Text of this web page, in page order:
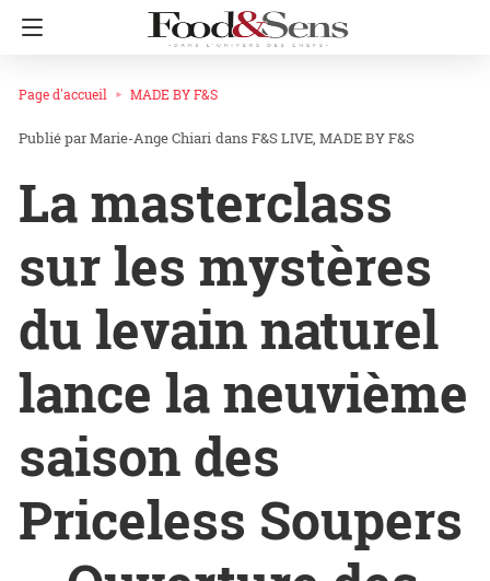
Page d'accueil MADE BY F&S
Marie-Ange Chiari dans F&S LIVE MADE BY F&S
La masterclass
sur les mystères
du levain naturel
lance la neuvième
saison des
Priceless Soupers